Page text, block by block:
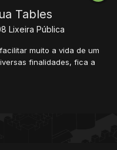
Tables
Lixeira Pública
muito a vida de um
finalidades, fica a
vocês do Xtibia Vamos